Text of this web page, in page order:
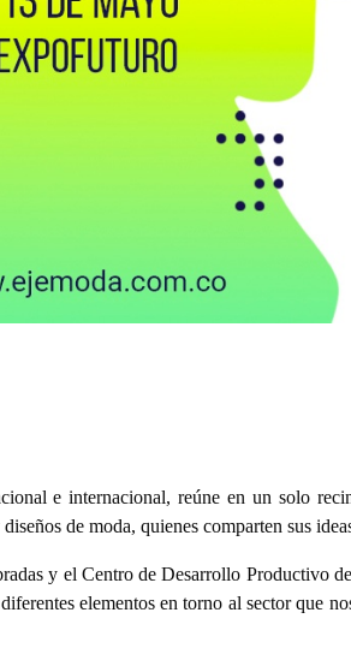
e internacional, reúne en un solo
de moda, quienes comparten sus
y el Centro de Desarrollo Productivo
elementos en torno al sector que